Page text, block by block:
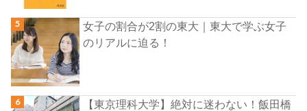
女子の割合が2割の東大｜東大で学ぶ女子
のリアルに迫る！
【東京理科大学】絶対に迷わない！飯田橋